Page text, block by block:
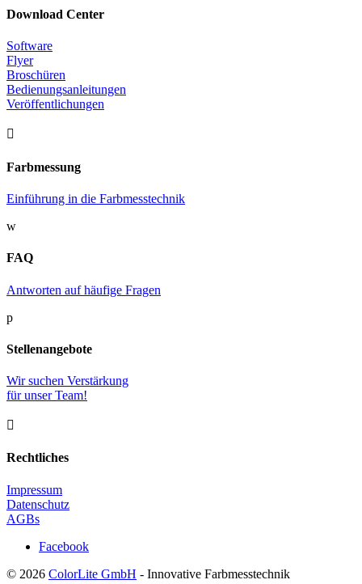
Download Center
Software
Flyer
Broschüren
Bedienungsanleitungen
Veröffentlichungen

Farbmessung
Einführung in die Farbmesstechnik
w
FAQ
Antworten auf häufige Fragen
p
Stellenangebote
Wir suchen Verstärkung
für unser Team!

Rechtliches
Impressum
Datenschutz
AGBs
Facebook
© 2026 ColorLite GmbH - Innovative Farbmesstechnik